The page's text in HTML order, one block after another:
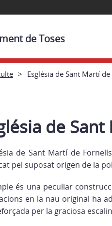
de Toses
Església de Sant Martí
de
de Sant Martí de
pel suposat origen de la
és una peculiar
en la nau original ha
per la graciosa